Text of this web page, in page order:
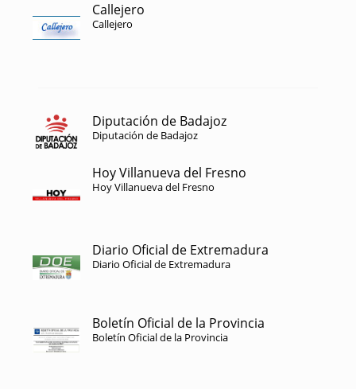
Callejero
Callejero
Diputación de Badajoz
Diputación de Badajoz
Hoy Villanueva del Fresno
Hoy Villanueva del Fresno
Diario Oficial de Extremadura
Diario Oficial de Extremadura
Boletín Oficial de la Provincia
Boletín Oficial de la Provincia